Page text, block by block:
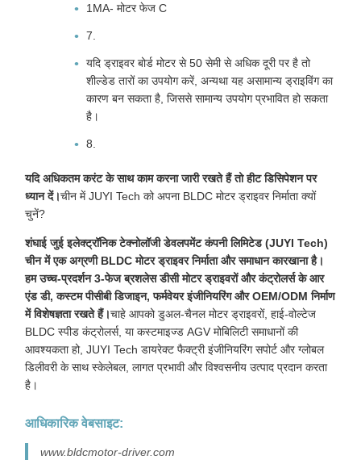
1MA- मोटर फेज C
7.
यदि ड्राइवर बोर्ड मोटर से 50 सेमी से अधिक दूरी पर है तो
शील्डेड तारों का उपयोग करें, अन्यथा यह असामान्य ड्राइविंग का
कारण बन सकता है, जिससे सामान्य उपयोग प्रभावित हो सकता
है।
8.
यदि अधिकतम करंट के साथ काम करना जारी रखते हैं तो हीट डिसिपेशन पर
ध्यान दें।चीन में JUYI Tech को अपना BLDC मोटर ड्राइवर निर्माता क्यों
चुनें?
शंघाई जुई इलेक्ट्रॉनिक टेक्नोलॉजी डेवलपमेंट कंपनी लिमिटेड (JUYI Tech)
चीन में एक अग्रणी BLDC मोटर ड्राइवर निर्माता और समाधान कारखाना है।
हम उच्च-प्रदर्शन 3-फेज ब्रशलेस डीसी मोटर ड्राइवरों और कंट्रोलर्स के आर
एंड डी, कस्टम पीसीबी डिजाइन, फर्मवेयर इंजीनियरिंग और OEM/ODM निर्माण
में विशेषज्ञता रखते हैं।चाहे आपको डुअल-चैनल मोटर ड्राइवरों, हाई-वोल्टेज
BLDC स्पीड कंट्रोलर्स, या कस्टमाइज्ड AGV मोबिलिटी समाधानों की
आवश्यकता हो, JUYI Tech डायरेक्ट फैक्ट्री इंजीनियरिंग सपोर्ट और ग्लोबल
डिलीवरी के साथ स्केलेबल, लागत प्रभावी और विश्वसनीय उत्पाद प्रदान करता
है।
आधिकारिक वेबसाइट:
www.bldcmotor-driver.com